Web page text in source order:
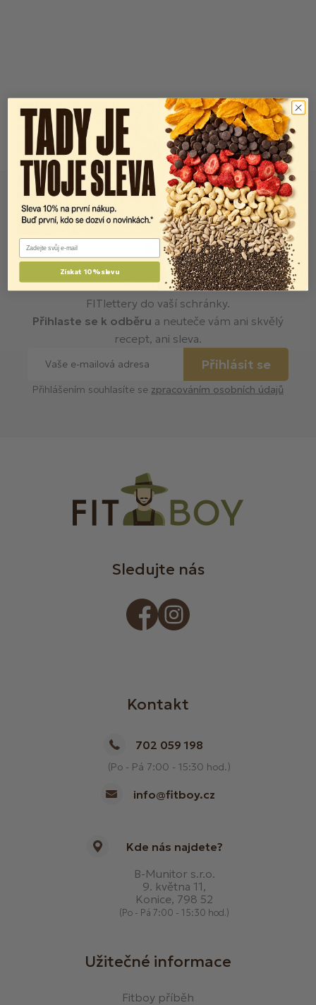
Newsletter
FITlettery do vaší schránky.
Přihlaste se k odběru a neuteče vám ani skvělý
recept, ani sleva.
Přihlásit se
Přihlášením souhlasíte se zpracováním osobních údajů
Sledujte nás
Kontakt
702 059 198
(Po - Pá 7:00 - 15:30 hod.)
info@fitboy.cz
Kde nás najdete?
B-Munitor s.r.o.
9. května 11,
Konice, 798 52
(Po - Pá 7:00 - 15:30 hod.)
Užitečné informace
Fitboy příběh
Email
Získat 10% slevu